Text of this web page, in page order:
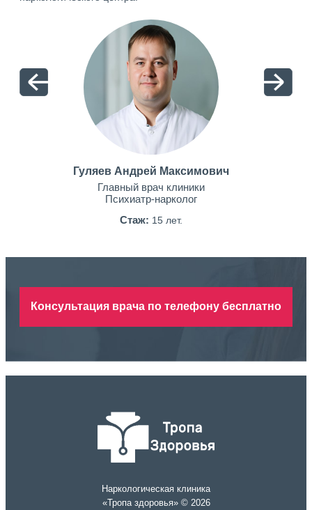
Гуляев Андрей Максимович
Главный врач клиники
Психиатр-нарколог
Стаж: 15 лет.
Консультация врача по телефону бесплатно
Наркологическая клиника
«Тропа здоровья» © 2026